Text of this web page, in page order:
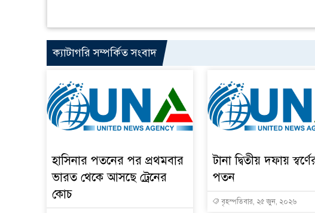
ক্যাটাগরি সম্পর্কিত সংবাদ
হাসিনার পতনের পর প্রথমবার
ভারত থেকে আসছে ট্রেনের
কোচ
টানা দ্বিতীয় দফায়
পতন
বৃহস্পতিবার, ২৫ জুন, ২০২৬